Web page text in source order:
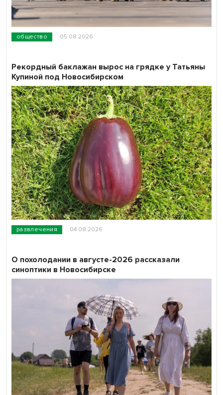
общество 05.08.2026
развлечения 04.08.2026
Рекордный баклажан вырос на грядке у Татьяны
Купиной под Новосибирском
О похолодании в августе-2026 рассказали
синоптики в Новосибирске